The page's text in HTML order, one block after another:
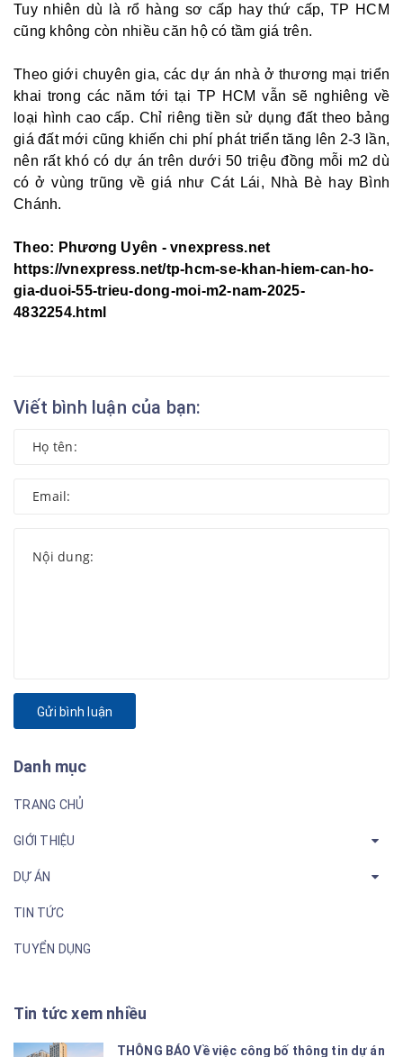
Tuy nhiên dù là rổ hàng sơ cấp hay thứ cấp, TP HCM
cũng không còn nhiều căn hộ có tầm giá trên.
Theo giới chuyên gia, các dự án nhà ở thương mại triển
khai trong các năm tới tại TP HCM vẫn sẽ nghiêng về
loại hình cao cấp. Chỉ riêng tiền sử dụng đất theo bảng
giá đất mới cũng khiến chi phí phát triển tăng lên 2-3 lần,
nên rất khó có dự án trên dưới 50 triệu đồng mỗi m2 dù
có ở vùng trũng về giá như Cát Lái, Nhà Bè hay Bình
Chánh.
Theo: Phương Uyên - vnexpress.net
https://vnexpress.net/tp-hcm-se-khan-hiem-can-ho-
gia-duoi-55-trieu-dong-moi-m2-nam-2025-
4832254.html
Viết bình luận của bạn:
Gửi bình luận
Danh mục
TRANG CHỦ
GIỚI THIỆU
DỰ ÁN
TIN TỨC
TUYỂN DỤNG
Tin tức xem nhiều
THÔNG BÁO Về việc công bố thông tin dự án